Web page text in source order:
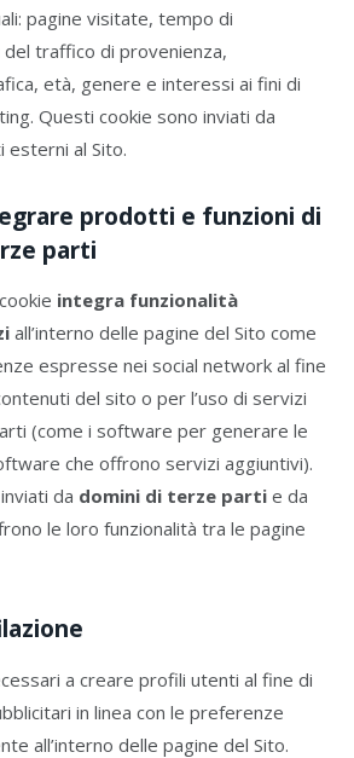
pagine visitate, tempo di
traffico di provenienza,
età, genere e interessi ai fini di
Questi cookie sono inviati da
al Sito.
prodotti e funzioni di
parti
integra funzionalità
all’interno delle pagine del Sito come
espresse nei social network al fine
del sito o per l’uso di servizi
(come i software per generare le
che offrono servizi aggiuntivi).
da domini di terze parti e da
le loro funzionalità tra le pagine
a creare profili utenti al fine di
in linea con le preferenze
all’interno delle pagine del Sito.